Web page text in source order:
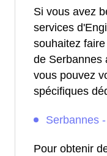
Si vous avez
services
souhaitez
de Serbannes
vous pouvez
spécifiques
Serbannes
Pour obtenir